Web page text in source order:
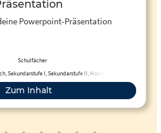
Powerpoint-Präsentation
Schulfächer
Sekundarstufe I, Sekundarstufe II, Hochschule,
Fernunterricht, Förderschule, Primarstufe
Zum Inhalt